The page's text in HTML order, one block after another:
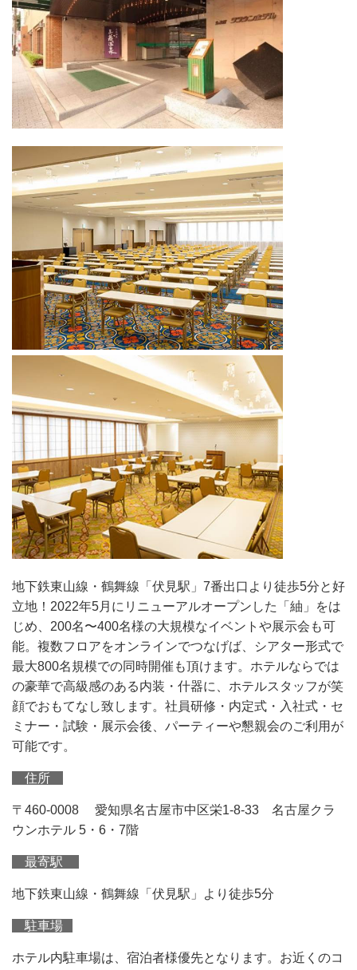
地下鉄東山線・鶴舞線「伏見駅」7番出口より徒歩5分と好
立地！2022年5月にリニューアルオープンした「紬」をは
じめ、200名〜400名様の大規模なイベントや展示会も可
能。複数フロアをオンラインでつなげば、シアター形式で
最大800名規模での同時開催も頂けます。ホテルならでは
の豪華で高級感のある内装・什器に、ホテルスタッフが笑
顔でおもてなし致します。社員研修・内定式・入社式・セ
ミナー・試験・展示会後、パーティーや懇親会のご利用が
可能です。
住所
〒460-0008 愛知県名古屋市中区栄1-8-33 名古屋クラ
ウンホテル 5・6・7階
最寄駅
地下鉄東山線・鶴舞線「伏見駅」より徒歩5分
駐車場
ホテル内駐車場は、宿泊者様優先となります。お近くのコ